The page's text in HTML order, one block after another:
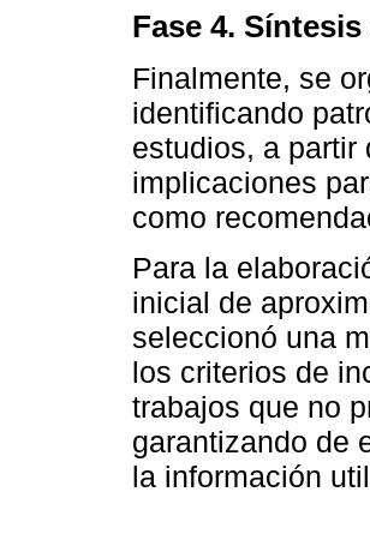
Fase 4.
Finalmente, se
identificando
estudios, a partir
implicaciones
como
Para la
inicial de
seleccionó una
los criterios de
trabajos que no
garantizando de
la información